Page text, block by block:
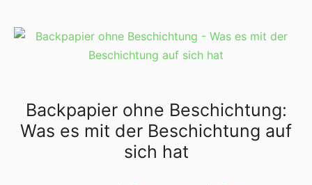
Backpapier ohne Beschichtung:
Was es mit der Beschichtung auf
sich hat